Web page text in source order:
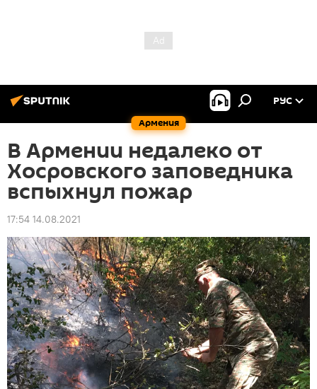
Армения
РУС
В Армении недалеко от
Хосровского заповедника
вспыхнул пожар
17:54 14.08.2021